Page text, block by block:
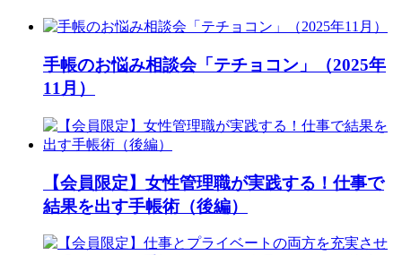
手帳のお悩み相談会「テチョコン」（2025年
11月）
【会員限定】女性管理職が実践する！仕事で
結果を出す手帳術（後編）